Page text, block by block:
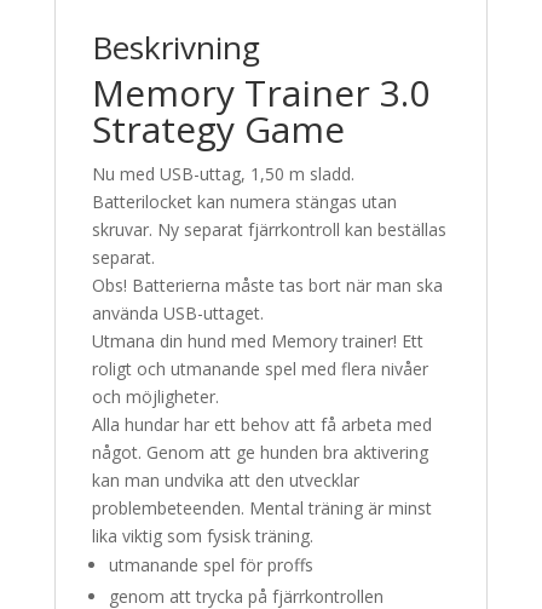
Beskrivning
Memory Trainer 3.0
Strategy Game
Nu med USB-uttag, 1,50 m sladd.
Batterilocket kan numera stängas utan
skruvar. Ny separat fjärrkontroll kan beställas
separat.
Obs! Batterierna måste tas bort när man ska
använda USB-uttaget.
Utmana din hund med Memory trainer! Ett
roligt och utmanande spel med flera nivåer
och möjligheter.
Alla hundar har ett behov att få arbeta med
något. Genom att ge hunden bra aktivering
kan man undvika att den utvecklar
problembeteenden. Mental träning är minst
lika viktig som fysisk träning.
utmanande spel för proffs
genom att trycka på fjärrkontrollen